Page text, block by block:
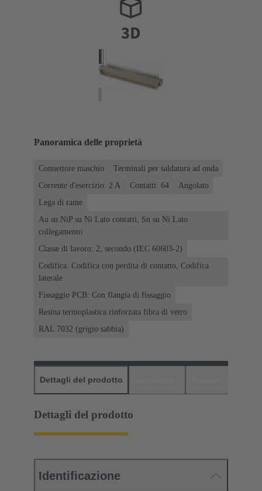
Panoramica delle proprietà
Connettore maschio
Terminali per saldatura ad onda
Corrente d'esercizio: ‌2 A
Contatti: 64
Angolato
Lega di rame
Au su NiP su Ni Lato contatti, Sn su Ni Lato
collegamento
Classe di lavoro: 2, secondo (IEC 60603-2)
Codifica: Codifica con perdita di contatto, Codifica
laterale
Fissaggio PCB: Con flangia di fissaggio
Resina termoplastica rinforzata fibra di vetro
RAL 7032 (grigio sabbia)
Dettagli del prodotto
Dettagli del prodotto
Identificazione